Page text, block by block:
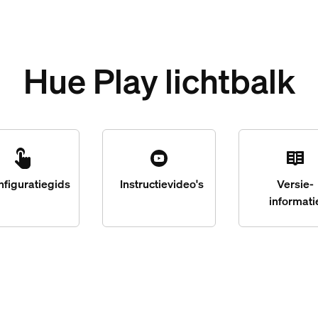
Hue Play lichtbalk
Instructievideo's
Versie-